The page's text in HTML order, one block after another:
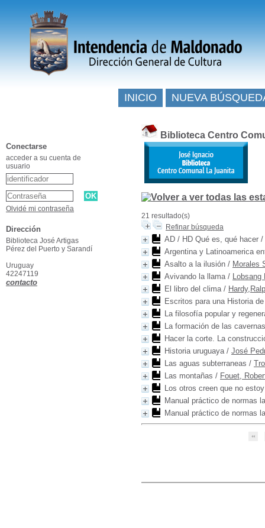
Biblioteca Centro
21 resultado(s)
Refinar búsqueda
AD / HD Qué es, qué hacer /
Argentina y Latinoamerica
Asalto a la ilusión / Morales
Avivando la llama/ Lobsang
El libro del clima/
Escritos para una Historia
La filosofía popular y
La formación de las cavernas
Hacer la corte. La
Historia uruguaya/ José
Las aguas subterraneas /
Las montañas / Fouet,
Los otros creen que no estoy
Manual práctico de normas
Manual práctico de normas
INICIO NUEVA
Conectarse
acceder a su cuenta de
usuario
Olvidé mi contraseña
Dirección
Biblioteca José Artigas
Pérez del Puerto y Sarandí
Uruguay
42247119
contacto